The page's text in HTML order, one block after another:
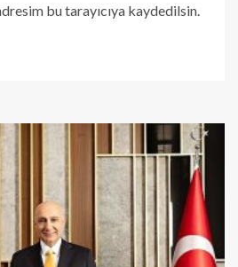
bu tarayıcıya kaydedilsin.